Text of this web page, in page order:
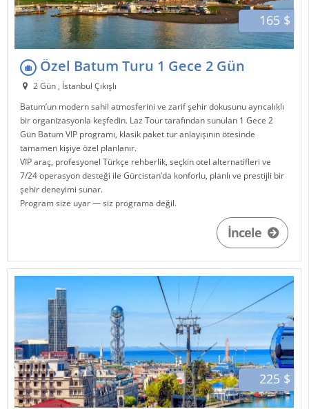
165 $
Özel Batum Turu 1 Gece 2 Gün
2 Gün , İstanbul Çıkışlı
Batum’un modern sahil atmosferini ve zarif şehir dokusunu ayrıcalıklı
bir organizasyonla keşfedin. Laz Tourtarafından sunulan 1 Gece 2
Gün Batum VIP programı, klasik paket tur anlayışının ötesinde
tamamen kişiye özel planlanır.
VIP araç, profesyonel Türkçe rehberlik, seçkin otel alternatifleri ve
7/24 operasyon desteği ileGürcistan’da konforlu, planlı ve prestijli bir
şehir deneyimi sunar.
Program size uyar — siz programa değil.
İncele
225 $